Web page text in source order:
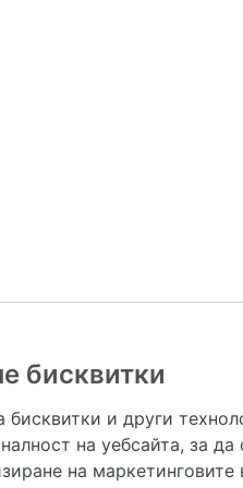
да служи само и единствено за
на данните и за коригиране на
бисквитки
бисквитки и други
на уебсайта, за да
на